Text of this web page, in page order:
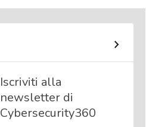
Iscriviti alla
newsletter di
Cybersecurity360